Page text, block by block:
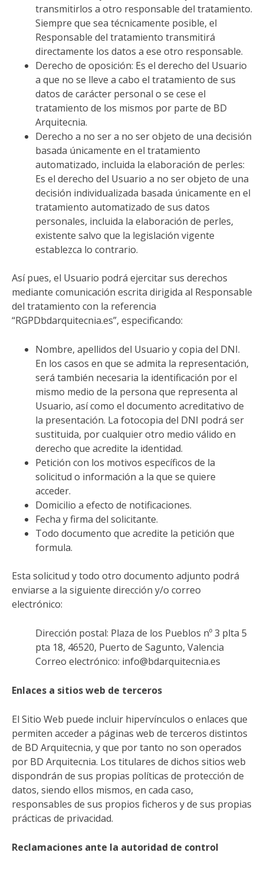
transmitirlos a otro responsable del tratamiento.
Siempre que sea técnicamente posible, el
Responsable del tratamiento transmitirá
directamente los datos a ese otro responsable.
Derecho de oposición: Es el derecho del Usuario
a que no se lleve a cabo el tratamiento de sus
datos de carácter personal o se cese el
tratamiento de los mismos por parte de BD
Arquitecnia.
Derecho a no ser a no ser objeto de una decisión
basada únicamente en el tratamiento
automatizado, incluida la elaboración de perles:
Es el derecho del Usuario a no ser objeto de una
decisión individualizada basada únicamente en el
tratamiento automatizado de sus datos
personales, incluida la elaboración de perles,
existente salvo que la legislación vigente
establezca lo contrario.
Así pues, el Usuario podrá ejercitar sus derechos
mediante comunicación escrita dirigida al Responsable
del tratamiento con la referencia
“RGPDbdarquitecnia.es”, especificando:
Nombre, apellidos del Usuario y copia del DNI.
En los casos en que se admita la representación,
será también necesaria la identificación por el
mismo medio de la persona que representa al
Usuario, así como el documento acreditativo de
la presentación. La fotocopia del DNI podrá ser
sustituida, por cualquier otro medio válido en
derecho que acredite la identidad.
Petición con los motivos específicos de la
solicitud o información a la que se quiere
acceder.
Domicilio a efecto de notificaciones.
Fecha y firma del solicitante.
Todo documento que acredite la petición que
formula.
Esta solicitud y todo otro documento adjunto podrá
enviarse a la siguiente dirección y/o correo
electrónico:
Dirección postal: Plaza de los Pueblos nº 3 plta 5
pta 18, 46520, Puerto de Sagunto, Valencia
Correo electrónico: info@bdarquitecnia.es
Enlaces a sitios web de terceros
El Sitio Web puede incluir hipervínculos o enlaces que
permiten acceder a páginas web de terceros distintos
de BD Arquitecnia, y que por tanto no son operados
por BD Arquitecnia. Los titulares de dichos sitios web
dispondrán de sus propias políticas de protección de
datos, siendo ellos mismos, en cada caso,
responsables de sus propios ficheros y de sus propias
prácticas de privacidad.
Reclamaciones ante la autoridad de control